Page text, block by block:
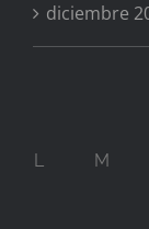
diciembre
L M